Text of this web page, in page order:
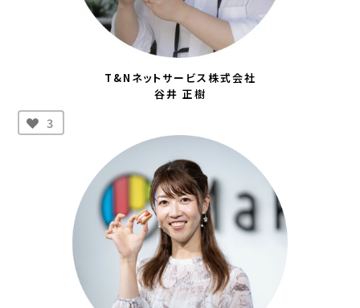
T&Nネットサービス株式会社
谷井 正樹
3